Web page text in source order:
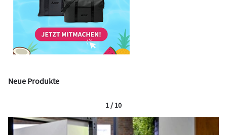
Neue Produkte
1 / 10